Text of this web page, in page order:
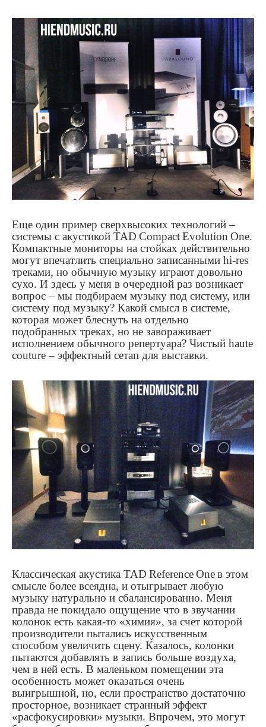
Еще один пример сверхвысоких технологий –
системы с акустикой TAD CompactEvolution One.
Компактные мониторы на стойках действительно
могут впечатлить специально записанными hi-res
треками, но обычную музыку играют довольно
сухо. И здесь у меня в очередной раз возникает
вопрос – мы подбираем музыку под систему, или
систему под музыку? Какой смысл в системе,
которая может блеснуть на отдельно
подобранных треках, но не завораживает
исполнением обычного репертуара? Чистый haute
couture– эффектный сетап для выставки.
Классическая акустика TAD ReferenceOneв этом
смысле более всеядна, и отыгрывает любую
музыку натурально и сбалансированно. Меня
правда не покидало ощущение что в звучании
колонок есть какая-то «химия», за счет которой
производители пытались искусственным
способом увеличить сцену. Казалось, колонки
пытаются добавлять в запись больше воздуха,
чем в ней есть. В маленьком помещении эта
особенность может оказаться очень
выигрышной, но, если пространство достаточно
просторное, возникает странный эффект
«расфокусировки» музыки. Впрочем, это могут